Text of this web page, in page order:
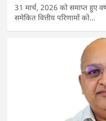
31 मार्च, 2026 को समाप्त हुए
समेकित वित्तीय परिणामों को…